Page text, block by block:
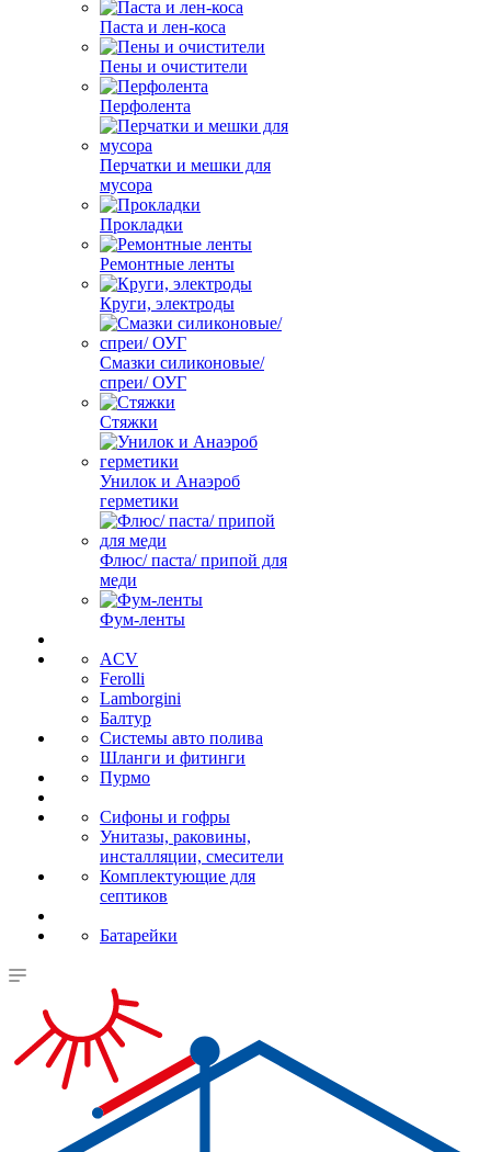
Паста и лен-коса
Пены и очистители
Перфолента
Перчатки и мешки для
мусора
Прокладки
Ремонтные ленты
Круги, электроды
Смазки силиконовые/
спреи/ ОУГ
Стяжки
Унилок и Анаэроб
герметики
Флюс/ паста/ припой для
меди
Фум-ленты
ACV
Ferolli
Lamborgini
Балтур
Системы авто полива
Шланги и фитинги
Пурмо
Сифоны и гофры
Унитазы, раковины,
инсталляции, смесители
Комплектующие для
септиков
Батарейки